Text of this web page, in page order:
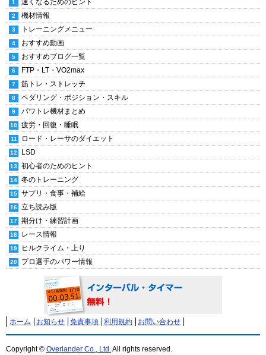
速くなるためのヒント
機材情報
トレーニングメニュー
おすすめ動画
おすすめブログ一覧
FTP・LT・VO2max
筋トレ・ストレッチ
ペダリング・ポジション・スキル
パワトレ機材まとめ
疲労・回復・睡眠
ロード・レーサのダイエット
LSD
初心者のためのヒント
冬のトレーニング
サプリ・食事・補給
立ち読み版
期分け・練習計画
レース情報
ヒルクライム・上り
プロ選手のパワー情報
ホーム お知らせ 免責事項 利用規約 お問い合わせ
Copyright © Overlander Co., Ltd.All rights reserved.